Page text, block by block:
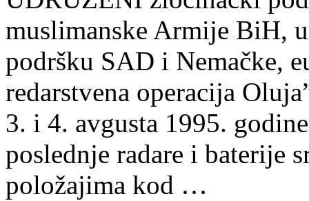
muslimanske Armije BiH,
podršku SAD i Nemačke,
redarstvena operacija
3. i 4. avgusta 1995.
poslednje radare i baterije
položajima kod …